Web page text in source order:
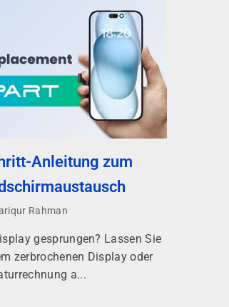
Anleitung zum
Rahman
gesprungen? Lassen Sie
zerbrochenen Display oder
a...